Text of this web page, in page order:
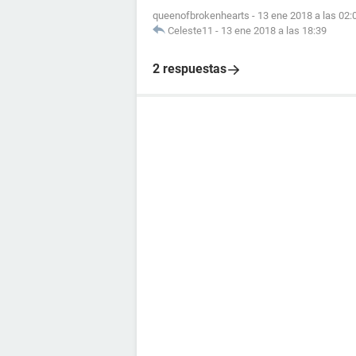
queenofbrokenhearts - 13 ene 2018 a las
Celeste11 - 13 ene 2018 a las 18:39
2 respuestas